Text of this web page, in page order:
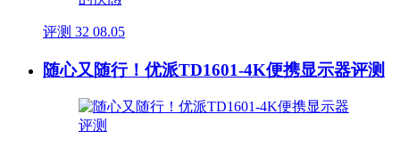
评测 32 08.05
随心又随行！优派TD1601-4K便携显示器评测